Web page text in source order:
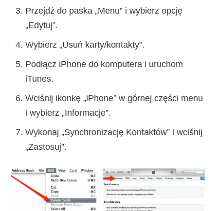
Przejdź do paska „Menu” i wybierz opcję
„Edytuj”.
Wybierz „Usuń karty/kontakty”.
Podłącz iPhone do komputera i uruchom
iTunes.
Wciśnij ikonkę „iPhone” w górnej części menu
i wybierz „Informacje”.
Wykonaj „Synchronizację Kontaktów” i wciśnij
„Zastosuj”.